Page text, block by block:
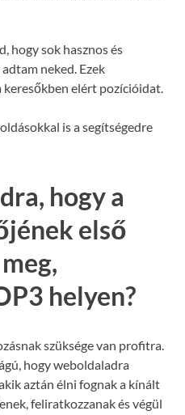
hogy sok hasznos és
neked. Ezek
elért pozícióidat.
is a segítségedre
hogy a
első
helyen?
szüksége van profitra.
hogy weboldaladra
aztán élni fognak a kínált
feliratkozzanak és végül